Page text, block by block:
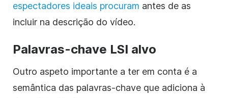
espectadores ideais procuram antes de as
incluir na descrição do vídeo.
Palavras-chave LSI alvo
Outro aspeto importante a ter em conta é a
semântica das palavras-chave que adiciona à